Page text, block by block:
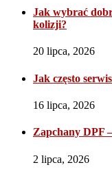
Jak wybrać
kolizji?
20 lipca, 2026
Jak często
16 lipca, 2026
Zapchany DPF
2 lipca, 2026